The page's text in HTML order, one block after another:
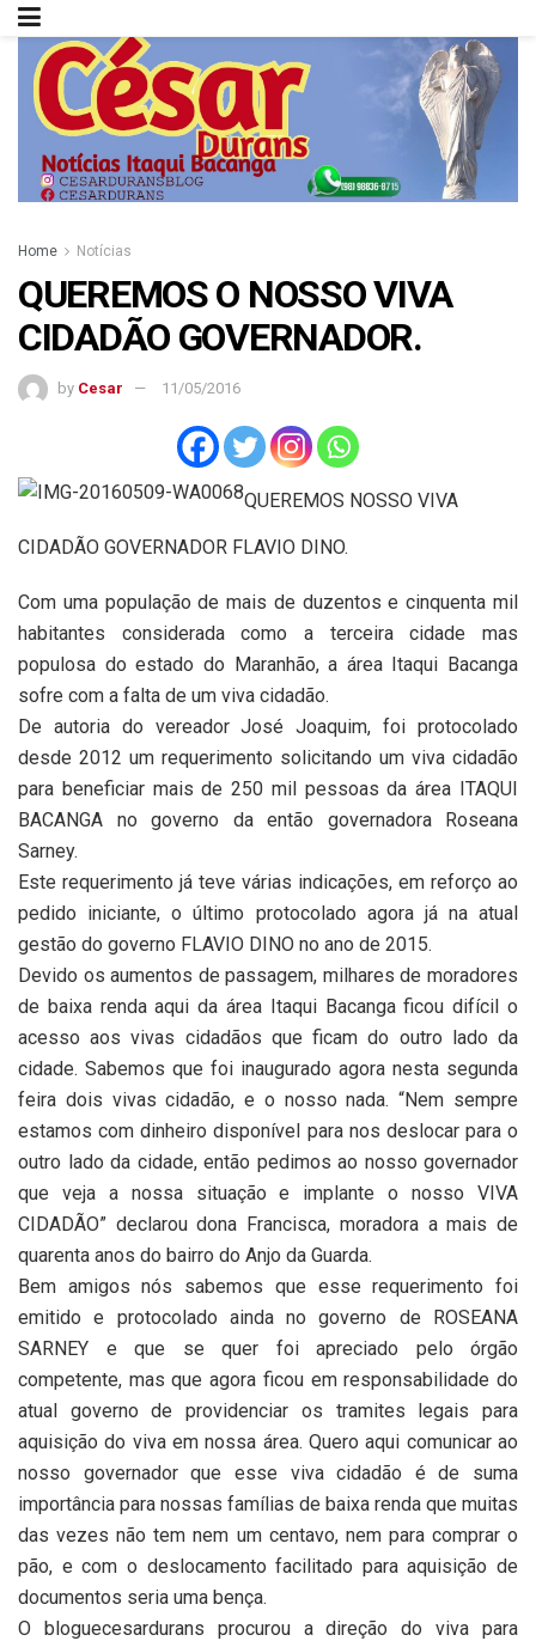
Home Notícias
QUEREMOS O NOSSO VIVA
CIDADÃO GOVERNADOR.
by Cesar 11/05/2016
QUEREMOS NOSSO VIVA
CIDADÃO GOVERNADOR FLAVIO DINO.
Com uma população de mais de duzentos e cinquenta mil
habitantes considerada como a terceira cidade mas
populosa do estado do Maranhão, a área Itaqui Bacanga
sofre com a falta de um viva cidadão.
De autoria do vereador José Joaquim, foi protocolado
desde 2012 um requerimento solicitando um viva cidadão
para beneficiar mais de 250 mil pessoas da área ITAQUI
BACANGA no governo da então governadora Roseana
Sarney.
Este requerimento já teve várias indicações, em reforço ao
pedido iniciante, o último protocolado agora já na atual
gestão do governo FLAVIO DINO no ano de 2015.
Devido os aumentos de passagem, milhares de moradores
de baixa renda aqui da área Itaqui Bacanga ficou difícil o
acesso aos vivas cidadãos que ficam do outro lado da
cidade. Sabemos que foi inaugurado agora nesta segunda
feira dois vivas cidadão, e o nosso nada. “Nem sempre
estamos com dinheiro disponível para nos deslocar para o
outro lado da cidade, então pedimos ao nosso governador
que veja a nossa situação e implante o nosso VIVA
CIDADÃO” declarou dona Francisca, moradora a mais de
quarenta anos do bairro do Anjo da Guarda.
Bem amigos nós sabemos que esse requerimento foi
emitido e protocolado ainda no governo de ROSEANA
SARNEY e que se quer foi apreciado pelo órgão
competente, mas que agora ficou em responsabilidade do
atual governo de providenciar os tramites legais para
aquisição do viva em nossa área. Quero aqui comunicar ao
nosso governador que esse viva cidadão é de suma
importância para nossas famílias de baixa renda que muitas
das vezes não tem nem um centavo, nem para comprar o
pão, e com o deslocamento facilitado para aquisição de
documentos seria uma bença.
O bloguecesardurans procurou a direção do viva para